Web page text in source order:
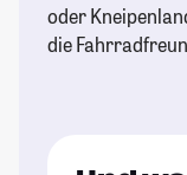
oder
die